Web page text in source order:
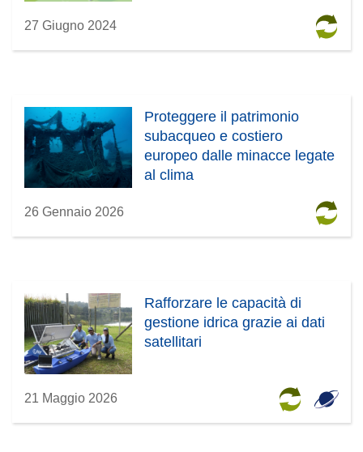
27 Giugno 2024
Proteggere il patrimonio
subacqueo e costiero
europeo dalle minacce legate
al clima
26 Gennaio 2026
Rafforzare le capacità di
gestione idrica grazie ai dati
satellitari
21 Maggio 2026